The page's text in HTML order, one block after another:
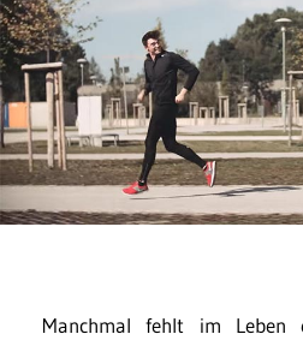
Manchmal fehlt im Leben